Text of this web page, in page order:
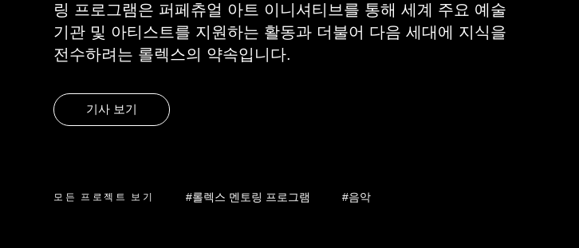
링 프로그램은 퍼페츄얼 아트 이니셔티브를 통해 세계 주요 예술
기관 및 아티스트를 지원하는 활동과 더불어 다음 세대에 지식을
전수하려는 롤렉스의 약속입니다.
기사 보기
모든 프로젝트 보기 #롤렉스 멘토링 프로그램 #음악